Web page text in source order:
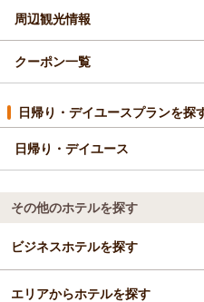
周辺観光情報
クーポン一覧
日帰り・デイユースプランを探
日帰り・デイユース
その他のホテルを探す
ビジネスホテルを探す
千葉県
エリアからホテルを探す